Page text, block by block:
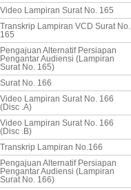
Video Lampiran Surat No. 165
Transkrip Lampiran VCD Surat No.
165
Pengajuan Alternatif Persiapan
Pengantar Audiensi (Lampiran
Surat No. 165)
Surat No. 166
Video Lampiran Surat No. 166
(Disc .A)
Video Lampiran Surat No. 166
(Disc .B)
Transkrip Lampiran No.166
Pengajuan Alternatif Persiapan
Pengantar Audiensi (Lampiran
Surat No. 166)